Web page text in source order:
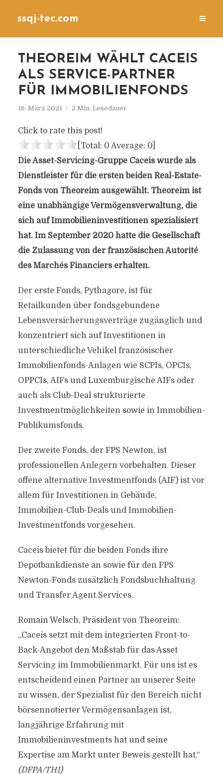
ssqj-tec.com
THEOREIM WÄHLT CACEIS
ALS SERVICE-PARTNER
FÜR IMMOBILIENFONDS
16. März 2021 2 Min. Lesedauer
Click to rate this post!
[Total: 0 Average: 0]
Die Asset-Servicing-Gruppe Caceis wurde als
Dienstleister für die ersten beiden Real-Estate-
Fonds von Theoreim ausgewählt. Theoreim ist
eine unabhängige Vermögensverwaltung, die
sich auf Immobilieninvestitionen spezialisiert
hat. Im September 2020 hatte die Gesellschaft
die Zulassung von der französischen Autorité
des Marchés Financiers erhalten.
Der erste Fonds, Pythagore, ist für
Retailkunden über fondsgebundene
Lebensversicherungsverträge zugänglich und
konzentriert sich auf Investitionen in
unterschiedliche Vehikel französischer
Immobilienfonds-Anlagen wie SCPIs, OPCIs,
OPPCIs, AIFs und Luxemburgische AIFs oder
auch als Club-Deal strukturierte
Investmentmöglichkeiten sowie in Immobilien-
Publikumsfonds.
Der zweite Fonds, der FPS Newton, ist
professionellen Anlegern vorbehalten. Dieser
offene alternative Investmentfonds (AIF) ist vor
allem für Investitionen in Gebäude,
Immobilien-Club-Deals und Immobilien-
Investmentfonds vorgesehen.
Caceis bietet für die beiden Fonds ihre
Depotbankdienste an sowie für den FPS
Newton-Fonds zusätzlich Fondsbuchhaltung
und Transfer Agent Services.
Romain Welsch, Präsident von Theoreim:
„Caceis setzt mit dem integrierten Front-to-
Back-Angebot den Maßstab für das Asset
Servicing im Immobilienmarkt. Für uns ist es
entscheidend einen Partner an unserer Seite
zu wissen, der Spezialist für den Bereich nicht
börsennotierter Vermögensanlagen ist,
langjährige Erfahrung mit
Immobilieninvestments hat und seine
Expertise am Markt unter Beweis gestellt hat.“
(DFPA/TH1)